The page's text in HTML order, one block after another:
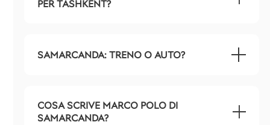
PER TASHKENT?
SAMARCANDA: TRENO O AUTO?
COSA SCRIVE MARCO POLO DI
SAMARCANDA?